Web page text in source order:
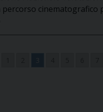
cinematografico
3